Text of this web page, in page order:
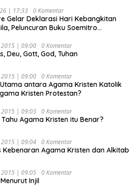
| 17:33 0 Komentar
Gelar Deklarasi Hari Kebangkitan
Peluncuran Buku Soemitro
& Simposium Nasional
Undang Perekonomian Nasional dan
2015 | 09:00 0 Komentar
Deu, Gott, God, Tuhan
2015 | 09:00 0 Komentar
antara Agama Kristen Katolik
Kristen Protestan?
2015 | 09:03 0 Komentar
Agama Kristen itu Benar?
2015 | 09:04 0 Komentar
Kebenaran Agama Kristen dan Alkitab
2015 | 09:05 0 Komentar
Injil